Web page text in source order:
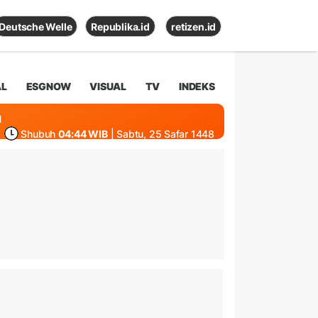
Deutsche Welle Republika.id retizen.id
ESGNOW VISUAL TV INDEKS
Shubuh 04:44 WIB | Sabtu, 25 Safar 1448